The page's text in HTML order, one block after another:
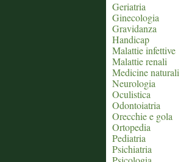
Geriatria
Ginecologia
Gravidanza
Handicap
Malattie infettive
Malattie renali
Medicine naturali
Neurologia
Oculistica
Odontoiatria
Orecchie e gola
Ortopedia
Pediatria
Psichiatria